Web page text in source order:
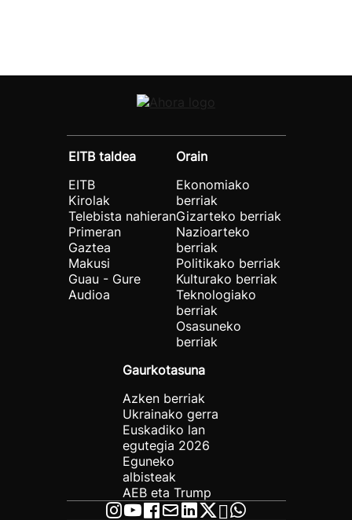
EITB taldea
EITB
Kirolak
Telebista nahieran
Primeran
Gaztea
Makusi
Guau - Gure
Audioa
Orain
Ekonomiako
berriak
Gizarteko berriak
Nazioarteko
berriak
Politikako berriak
Kulturako berriak
Teknologiako
berriak
Osasuneko
berriak
Gaurkotasuna
Azken berriak
Ukrainako gerra
Euskadiko lan
egutegia 2026
Eguneko
albisteak
AEB eta Trump